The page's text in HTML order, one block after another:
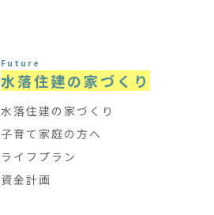
Future
水落住建の家づくり
水落住建の家づくり
子育て家庭の方へ
ライフプラン
資金計画